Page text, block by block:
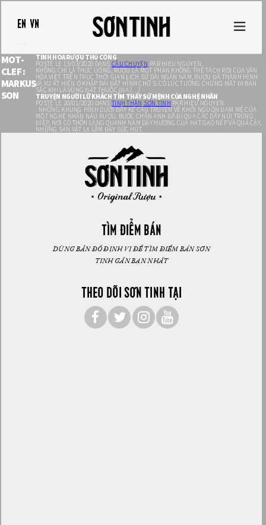
EN VN
MOT-
CLEF :
MARKUS
SON
TINH HOA RƯỢU THỦ CÔNG
POSTÉ LE 13/03/2020 DANS CÂU CHUYỆN PAR HIEU NGUYEN.
KHÔNG CHỈ LÀ THỨC UỐNG, RƯỢU LÀ MỘT PHẦN KHÔNG THỂ TÁCH RỜI CỦA VĂN
HÓA VIỆT. TRÊN TRỤC THỜI GIAN LỊCH SỬ DÀI NGÀN NĂM, RƯỢU ĐÃ THÀNH HÌNH
VÀ XU ẤT HIỆN Ở KHẮP DẢI ĐẤT HÌNH CHỮ S. CÓ LÚC TƯỞNG CHỪNG MẤT ĐI BẢN
SẮC KHI LÀ VÙNG ĐẤT THUỘC ĐỊA […]
TRUYỆN NGƯỜI LỮ KHÁCH TÌM THẤY SỨ MỆNH CỦA NGHỆ NHÂN
POSTÉ LE 20/01/2020 DANS TINH THẦN SƠN TINH PAR HIEU NGUYEN.
NHỮNG KHUNG HÌNH DƯỚI ĐÂY KỂ CÂU TRUYỆN VỀ KHỞI NGUỒN ĐAM MÊ CỦA
MỘT NGHỆ NHÂN NẤU RƯỢU. BƯỚC CHÂN ANH ĐÃ ĐI QUA CÁC DÃY NÚI TRÙNG
ĐIỆP, NƠI CÓ THÔN LÀNG QUANH NĂM DẬY HƯƠNG CỦA HẠT GẠO NẾP VÀ QUẢ CÂY,
NHỮNG SẢN VẬT LẠ LẪM ĐẦY SỨC HÚT.
TÌM ĐIỂM BÁN
DÙNG BẢN ĐỒ ĐỊNH VỊ ĐỂ TÌM ĐIỂM BÁN SƠN
TINH GẦN BẠN NHẤT
THEO DÕI SƠN TINH TẠI